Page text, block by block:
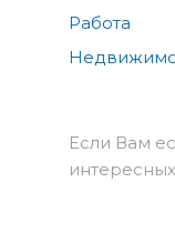
Работа
Если Вам